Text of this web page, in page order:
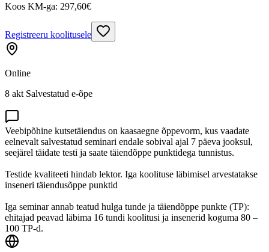
Koos KM-ga: 297,60€
Registreeru koolitusele
Online
8 akt Salvestatud e-õpe
Veebipõhine kutsetäiendus on kaasaegne õppevorm, kus vaadate
eelnevalt salvestatud seminari endale sobival ajal 7 päeva jooksul,
seejärel täidate testi ja saate täiendõppe punktidega tunnistus.
Testide kvaliteeti hindab lektor. Iga koolituse läbimisel arvestatakse
inseneri täiendusõppe punktid
Iga seminar annab teatud hulga tunde ja täiendõppe punkte (TP):
ehitajad peavad läbima 16 tundi koolitusi ja insenerid koguma 80 –
100 TP-d.